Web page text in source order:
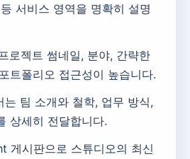
서비스 영역을 명확히 설명
로젝트 썸네일, 분야, 간략한
트폴리오 접근성이 높습니다.
팀 소개와 철학, 업무 방식,
상세히 전달합니다.
게시판으로 스튜디오의 최신